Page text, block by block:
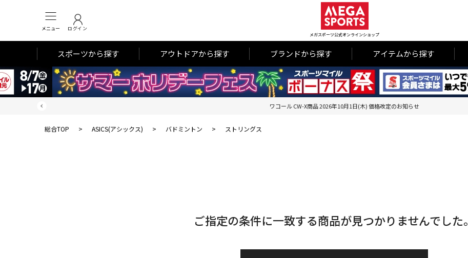
メニュー ログイン
メガスポーツ公式オンラインショップ
スポーツから探す アウトドアから探す ブランドから探す アイテムから探す
ワコール CW-X商品 2026年10月1日(木) 価格改定のお知らせ
総合TOP > ASICS(アシックス) > バドミントン > ストリングス
ご指定の条件に一致する商品が見つかりませんでした。